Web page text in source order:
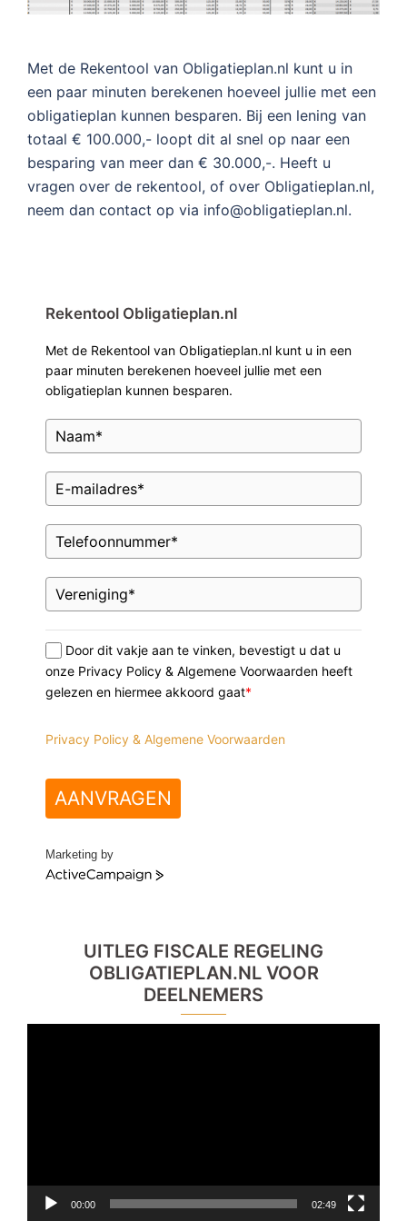
Met de Rekentool van Obligatieplan.nl kunt u in
een paar minuten berekenen hoeveel jullie met een
obligatieplan kunnen besparen. Bij een lening van
totaal € 100.000,- loopt dit al snel op naar een
besparing van meer dan € 30.000,-. Heeft u
vragen over de rekentool, of over Obligatieplan.nl,
neem dan contact op via info@obligatieplan.nl.
Rekentool Obligatieplan.nl
Met de Rekentool van Obligatieplan.nl kunt u in een
paar minuten berekenen hoeveel jullie met een
obligatieplan kunnen besparen.
Door dit vakje aan te vinken, bevestigt u dat u
onze Privacy Policy & Algemene Voorwaarden heeft
gelezen en hiermee akkoord gaat*
Privacy Policy & Algemene Voorwaarden
AANVRAGEN
Marketing by
ActiveCampaign
UITLEG FISCALE REGELING
OBLIGATIEPLAN.NL VOOR
DEELNEMERS
00:00 02:49